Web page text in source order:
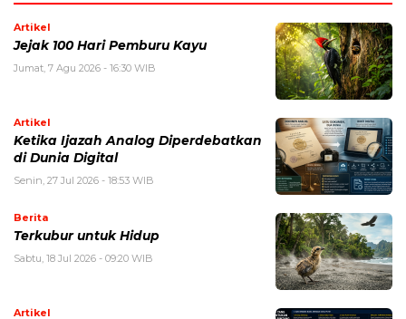
Artikel
Jejak 100 Hari Pemburu Kayu
Jumat, 7 Agu 2026 - 16:30 WIB
Artikel
Ketika Ijazah Analog Diperdebatkan
di Dunia Digital
Senin, 27 Jul 2026 - 18:53 WIB
Berita
Terkubur untuk Hidup
Sabtu, 18 Jul 2026 - 09:20 WIB
Artikel